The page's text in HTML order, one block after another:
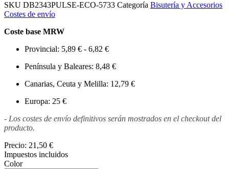
SKU DB2343PULSE-ECO-5733 Categoría Bisutería y Accesorios
Costes de envío
Coste base MRW
Provincial: 5,89 € - 6,82 €
Península y Baleares: 8,48 €
Canarias, Ceuta y Melilla: 12,79 €
Europa: 25 €
- Los costes de envío definitivos serán mostrados en el checkout del
producto.
Precio: 21,50 €
Impuestos incluidos
Color